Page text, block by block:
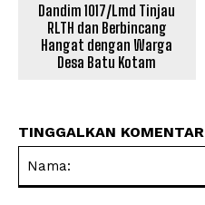
Dandim 1017/Lmd Tinjau
RLTH dan Berbincang
Hangat dengan Warga
Desa Batu Kotam
TINGGALKAN KOMENTAR